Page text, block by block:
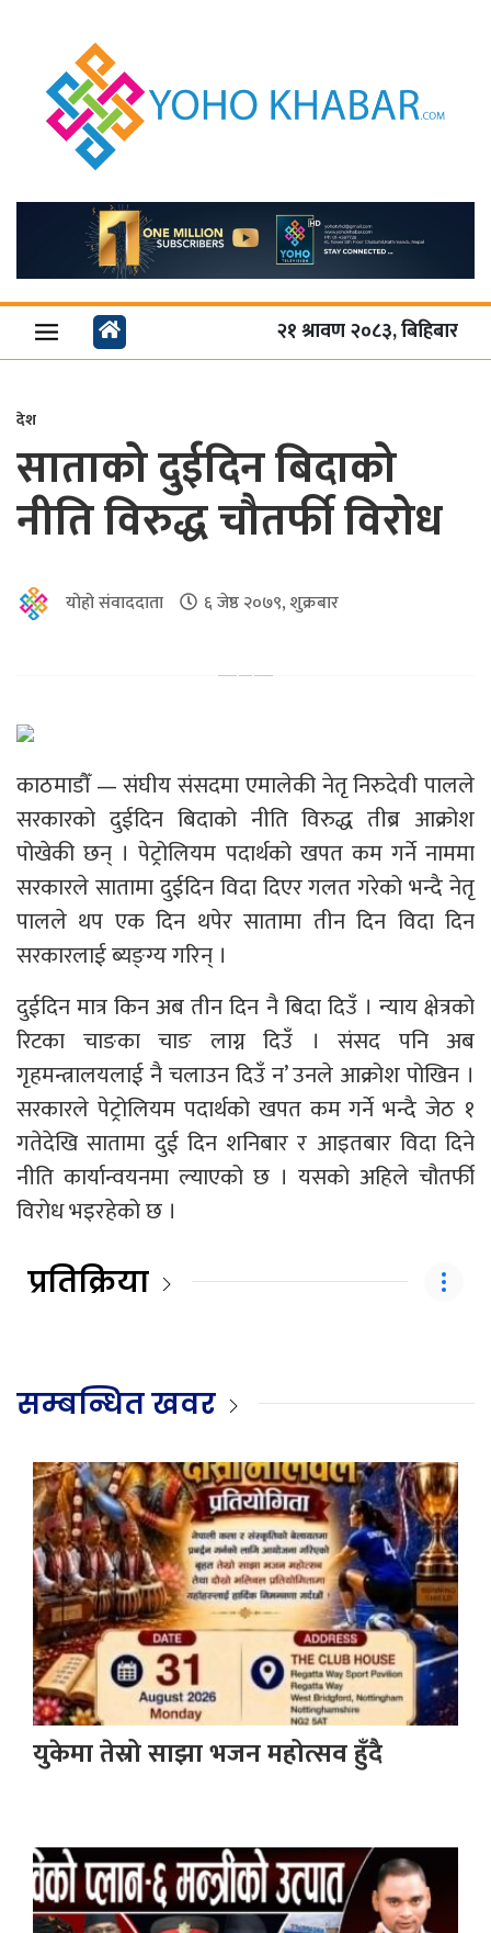
२१ श्रावण २०८३, बिहिबार
देश
साताको दुईदिन बिदाको
नीति विरुद्ध चौतर्फी विरोध
योहो संवाददाता ६ जेष्ठ २०७९, शुक्रबार
काठमाडौँ — संघीय संसदमा एमालेकी नेतृ निरुदेवी पालले
सरकारको दुईदिन बिदाको नीति विरुद्ध तीब्र आक्रोश
पोखेकी छन् । पेट्रोलियम पदार्थको खपत कम गर्ने नाममा
सरकारले सातामा दुईदिन विदा दिएर गलत गरेको भन्दै नेतृ
पालले थप एक दिन थपेर सातामा तीन दिन विदा दिन
सरकारलाई ब्यङ्ग्य गरिन् ।
दुईदिन मात्र किन अब तीन दिन नै बिदा दिउँ । न्याय क्षेत्रको
रिटका चाङका चाङ लाग्न दिउँ । संसद पनि अब
गृहमन्त्रालयलाई नै चलाउन दिउँ न’ उनले आक्रोश पोखिन ।
सरकारले पेट्रोलियम पदार्थको खपत कम गर्ने भन्दै जेठ १
गतेदेखि सातामा दुई दिन शनिबार र आइतबार विदा दिने
नीति कार्यान्वयनमा ल्याएको छ । यसको अहिले चौतर्फी
विरोध भइरहेको छ ।
प्रतिक्रिया
सम्बन्धित खवर
युकेमा तेस्रो साझा भजन महोत्सव हुँदै